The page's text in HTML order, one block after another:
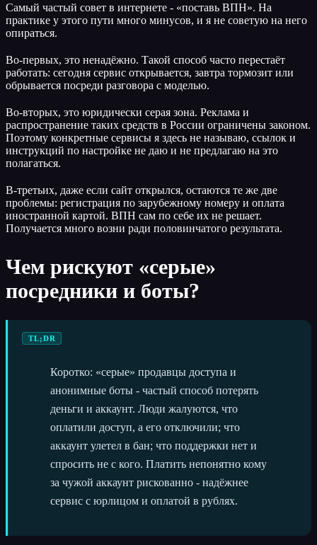
Самый частый совет в интернете - «поставь ВПН». На
практике у этого пути много минусов, и я не советую на него
опираться.
Во-первых, это ненадёжно. Такой способ часто перестаёт
работать: сегодня сервис открывается, завтра тормозит или
обрывается посреди разговора с моделью.
Во-вторых, это юридически серая зона. Реклама и
распространение таких средств в России ограничены законом.
Поэтому конкретные сервисы я здесь не называю, ссылок и
инструкций по настройке не даю и не предлагаю на это
полагаться.
В-третьих, даже если сайт открылся, остаются те же две
проблемы: регистрация по зарубежному номеру и оплата
иностранной картой. ВПН сам по себе их не решает.
Получается много возни ради половинчатого результата.
Чем рискуют «серые»
посредники и боты?
TL;DR
Коротко: «серые» продавцы доступа и
анонимные боты - частый способ потерять
деньги и аккаунт. Люди жалуются, что
оплатили доступ, а его отключили; что
аккаунт улетел в бан; что поддержки нет и
спросить не с кого. Платить непонятно кому
за чужой аккаунт рискованно - надёжнее
сервис с юрлицом и оплатой в рублях.